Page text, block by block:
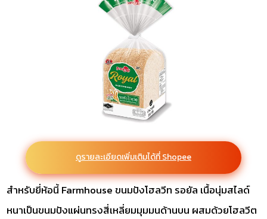
ดูรายละเอียดเพิ่มเติมได้ที่ Shopee
สำหรับยี่ห้อนี้ Farmhouse ขนมปังโฮลวีท รอยัล เนื้อนุ่มสไลด์
หนาเป็นขนมปังแผ่นทรงสี่เหลี่ยมมุมมนด้านบน ผสมด้วยโฮลวีต